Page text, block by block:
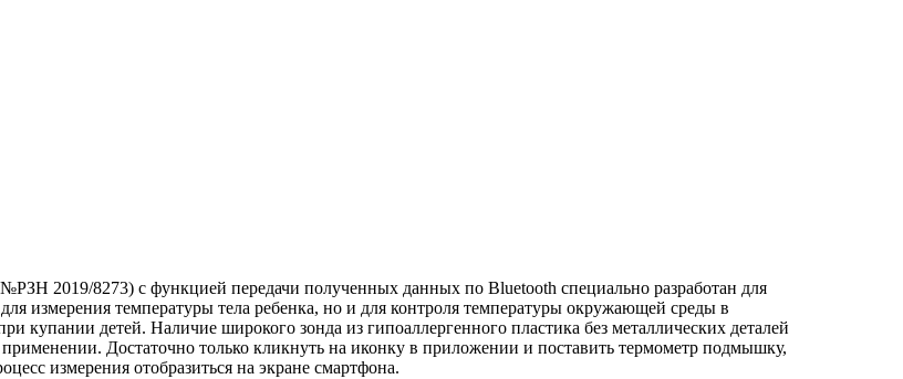
2019/8273) с функцией передачи полученных данных по Bluetooth специально разработан для
измерения температуры тела ребенка, но и для контроля температуры окружающей среды в
купании детей. Наличие широкого зонда из гипоаллергенного пластика без металлических деталей
применении. Достаточно только кликнуть на иконку в приложении и поставить термометр подмышку,
измерения отобразиться на экране смартфона.